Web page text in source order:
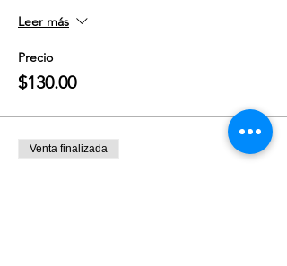
Leer más
Precio
$130.00
Venta finalizada